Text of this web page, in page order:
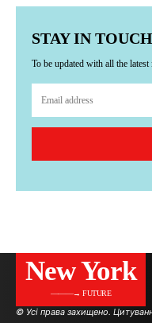
STAY IN TOUCH
To be updated with all the
New York
———→ FUTURE
© Усі права захищено.